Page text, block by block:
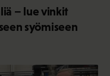
– lue vinkit
syömiseen